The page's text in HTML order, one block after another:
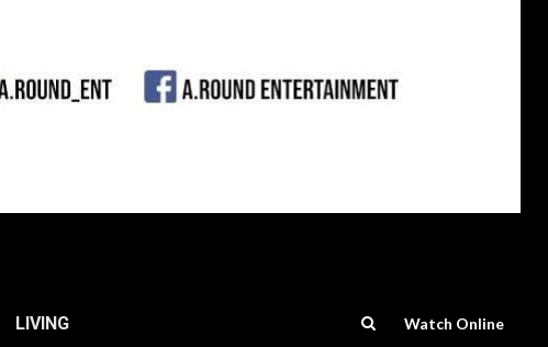
LIVING Watch Online